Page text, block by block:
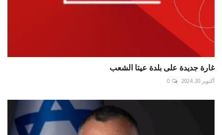
غارة جديدة على بلدة عيتا الشعب
أكتوبر 30, 2024 0